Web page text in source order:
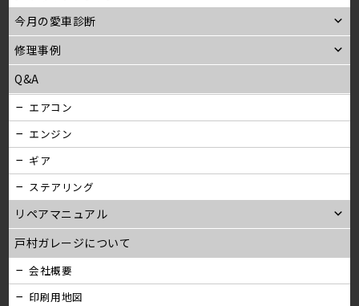
今月の愛車診断
修理事例
Q&A
エアコン
エンジン
ギア
ステアリング
リペアマニュアル
戸村ガレージについて
会社概要
印刷用地図